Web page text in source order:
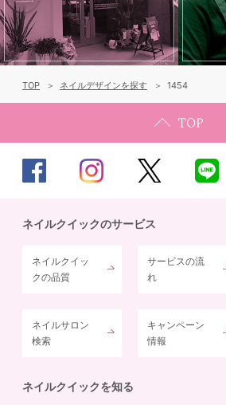
TOP ネイルデザインを探す 1454
ネイルクイックのサービス
ネイルクイッ
クの品質
サービスの流
れ
ネイルサロン
検索
キャンペーン
情報
ネイルクイックを知る